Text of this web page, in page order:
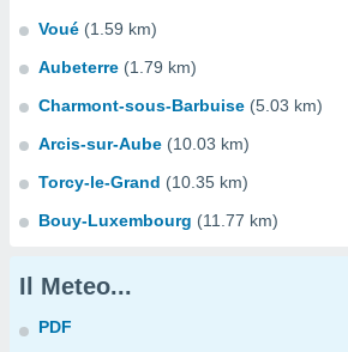
Voué (1.59 km)
Aubeterre (1.79 km)
Charmont-sous-Barbuise (5.03 km)
Arcis-sur-Aube (10.03 km)
Torcy-le-Grand (10.35 km)
Bouy-Luxembourg (11.77 km)
Il Meteo...
PDF